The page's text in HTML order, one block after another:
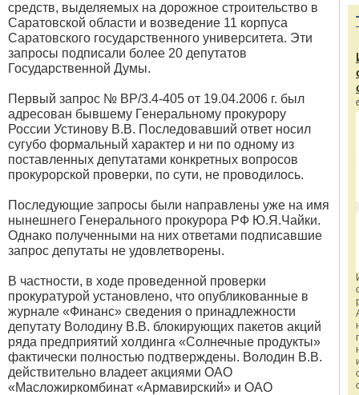
средств, выделяемых на дорожное строительство в
Саратовской области и возведение 11 корпуса
Саратовского государственного университета. Эти
запросы подписали более 20 депутатов
Государственной Думы.
Первый запрос № ВР/3.4-405 от 19.04.2006 г. был
адресован бывшему Генеральному прокурору
России Устинову В.В. Последовавший ответ носил
сугубо формальный характер и ни по одному из
поставленных депутатами конкретных вопросов
прокурорской проверки, по сути, не проводилось.
Последующие запросы были направлены уже на имя
нынешнего Генерального прокурора РФ Ю.Я.Чайки.
Однако полученными на них ответами подписавшие
запрос депутаты не удовлетворены.
В частности, в ходе проведенной проверки
прокуратурой установлено, что опубликованные в
журнале «Финанс» сведения о принадлежности
депутату Володину В.В. блокирующих пакетов акций
ряда предприятий холдинга «Солнечные продукты»
фактически полностью подтверждены. Володин В.В.
действительно владеет акциями ОАО
«Масложиркомбинат «Армавирский» и ОАО